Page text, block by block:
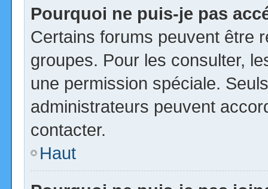
Pourquoi ne puis-je pas
Certains forums peuvent être
groupes. Pour les consulter,
une permission spéciale.
administrateurs peuvent
contacter.
Haut